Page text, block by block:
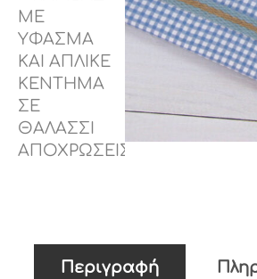
Περιγραφή